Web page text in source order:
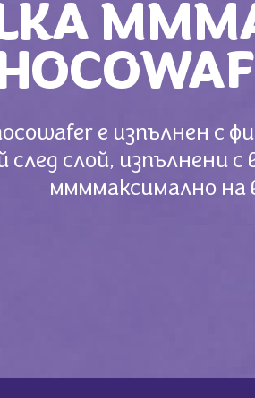
е изпълнен с
след слой, изпълнени с
ммммаксимално на